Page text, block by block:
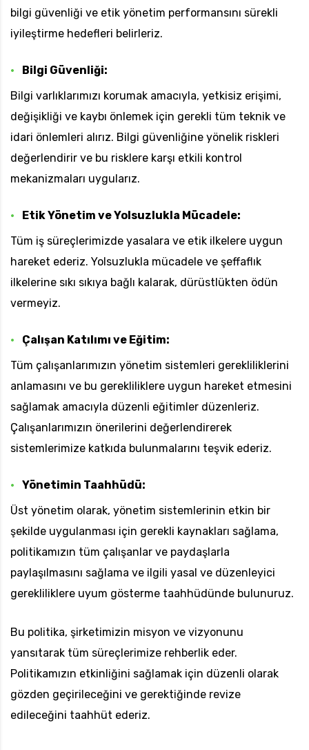
bilgi güvenliği ve etik yönetim performansını sürekli
iyileştirme hedefleri belirleriz.
Bilgi Güvenliği:
Bilgi varlıklarımızı korumak amacıyla, yetkisiz erişimi,
değişikliği ve kaybı önlemek için gerekli tüm teknik ve
idari önlemleri alırız. Bilgi güvenliğine yönelik riskleri
değerlendirir ve bu risklere karşı etkili kontrol
mekanizmaları uygularız.
Etik Yönetim ve Yolsuzlukla Mücadele:
Tüm iş süreçlerimizde yasalara ve etik ilkelere uygun
hareket ederiz. Yolsuzlukla mücadele ve şeffaflık
ilkelerine sıkı sıkıya bağlı kalarak, dürüstlükten ödün
vermeyiz.
Çalışan Katılımı ve Eğitim:
Tüm çalışanlarımızın yönetim sistemleri gerekliliklerini
anlamasını ve bu gerekliliklere uygun hareket etmesini
sağlamak amacıyla düzenli eğitimler düzenleriz.
Çalışanlarımızın önerilerini değerlendirerek
sistemlerimize katkıda bulunmalarını teşvik ederiz.
Yönetimin Taahhüdü:
Üst yönetim olarak, yönetim sistemlerinin etkin bir
şekilde uygulanması için gerekli kaynakları sağlama,
politikamızın tüm çalışanlar ve paydaşlarla
paylaşılmasını sağlama ve ilgili yasal ve düzenleyici
gerekliliklere uyum gösterme taahhüdünde bulunuruz.
Bu politika, şirketimizin misyon ve vizyonunu
yansıtarak tüm süreçlerimize rehberlik eder.
Politikamızın etkinliğini sağlamak için düzenli olarak
gözden geçirileceğini ve gerektiğinde revize
edileceğini taahhüt ederiz.